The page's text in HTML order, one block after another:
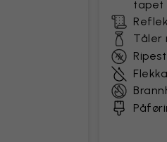
tapet
Tåler